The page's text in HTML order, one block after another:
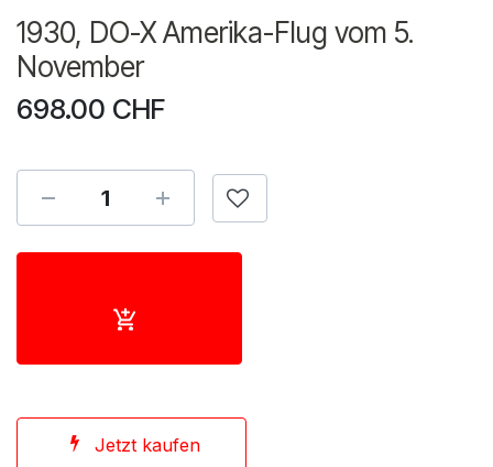
1930, DO-X Amerika-Flug vom 5.
November
698.00 CHF
Jetzt kaufen